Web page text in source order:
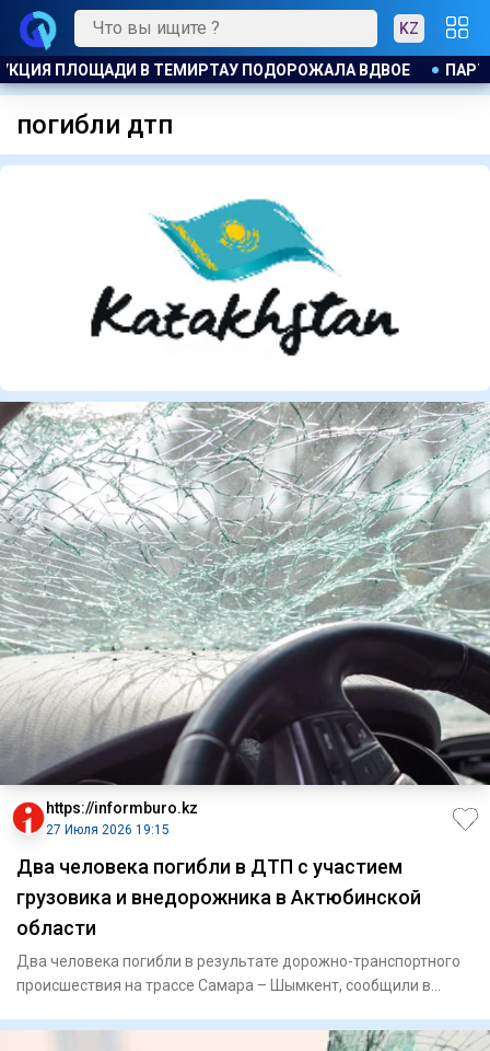
KZ
ӘДІЛЕТ : ПРИНЦИП ЗАКОН И ПОРЯДОК ОБЯЗАТЕЛЕН ДЛЯ
погибли дтп
https://informburo.kz
27 Июля 2026 19:15
Два человека погибли в ДТП с участием
грузовика и внедорожника в Актюбинской
области
Два человека погибли в результате дорожно-транспортного
происшествия на трассе Самара – Шымкент, сообщили в